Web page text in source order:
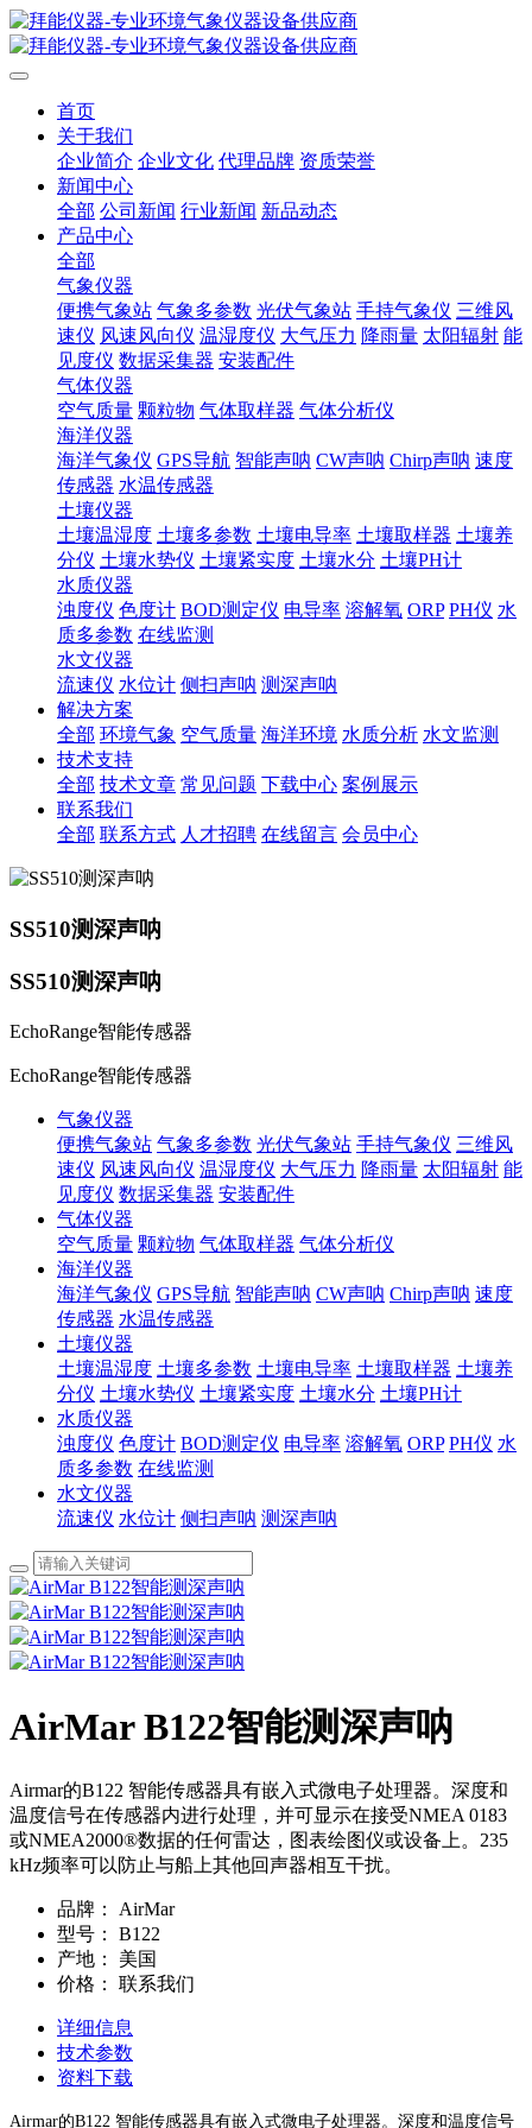
首页
关于我们
企业简介 企业文化 代理品牌 资质荣誉
新闻中心
全部 公司新闻 行业新闻 新品动态
产品中心
全部
气象仪器
便携气象站 气象多参数 光伏气象站 手持气象仪 三维风
速仪 风速风向仪 温湿度仪 大气压力 降雨量 太阳辐射 能
见度仪 数据采集器 安装配件
气体仪器
空气质量 颗粒物 气体取样器 气体分析仪
海洋仪器
海洋气象仪 GPS导航 智能声呐 CW声呐 Chirp声呐 速度
传感器 水温传感器
土壤仪器
土壤温湿度 土壤多参数 土壤电导率 土壤取样器 土壤养
分仪 土壤水势仪 土壤紧实度 土壤水分 土壤PH计
水质仪器
浊度仪 色度计 BOD测定仪 电导率 溶解氧 ORP PH仪 水
质多参数 在线监测
水文仪器
流速仪 水位计 侧扫声呐 测深声呐
解决方案
全部 环境气象 空气质量 海洋环境 水质分析 水文监测
技术支持
全部 技术文章 常见问题 下载中心 案例展示
联系我们
全部 联系方式 人才招聘 在线留言 会员中心
SS510测深声呐
SS510测深声呐
EchoRange智能传感器
EchoRange智能传感器
气象仪器
便携气象站 气象多参数 光伏气象站 手持气象仪 三维风
速仪 风速风向仪 温湿度仪 大气压力 降雨量 太阳辐射 能
见度仪 数据采集器 安装配件
气体仪器
空气质量 颗粒物 气体取样器 气体分析仪
海洋仪器
海洋气象仪 GPS导航 智能声呐 CW声呐 Chirp声呐 速度
传感器 水温传感器
土壤仪器
土壤温湿度 土壤多参数 土壤电导率 土壤取样器 土壤养
分仪 土壤水势仪 土壤紧实度 土壤水分 土壤PH计
水质仪器
浊度仪 色度计 BOD测定仪 电导率 溶解氧 ORP PH仪 水
质多参数 在线监测
水文仪器
流速仪 水位计 侧扫声呐 测深声呐
AirMar B122智能测深声呐
Airmar的B122 智能传感器具有嵌入式微电子处理器。深度和
温度信号在传感器内进行处理，并可显示在接受NMEA 0183
或NMEA2000®数据的任何雷达，图表绘图仪或设备上。235
kHz频率可以防止与船上其他回声器相互干扰。
品牌：
AirMar
型号：
B122
产地：
美国
价格：
联系我们
详细信息
技术参数
资料下载
Airmar的B122 智能传感器具有嵌入式微电子处理器。深度和温度信号